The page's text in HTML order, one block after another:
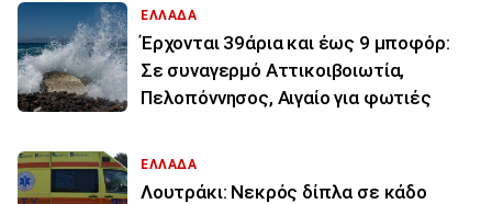
ΕΛΛΑΔΑ
Έρχονται 39άρια και έως 9 μποφόρ:
Σε συναγερμό Αττικοιβοιωτία,
Πελοπόννησος, Αιγαίο για φωτιές
ΕΛΛΑΔΑ
Λουτράκι: Νεκρός δίπλα σε κάδο